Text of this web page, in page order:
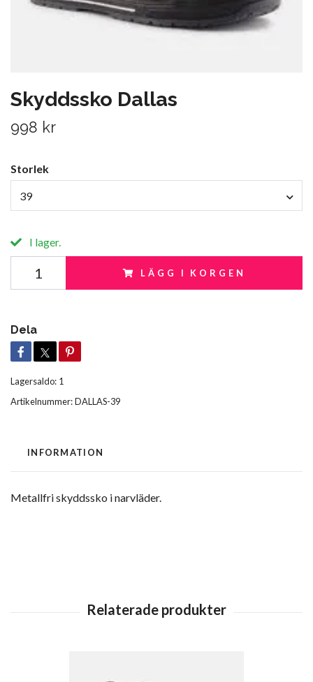
Skyddssko Dallas
998 kr
Storlek
39
I lager.
LÄGG I KORGEN
Dela
Lagersaldo: 1
Artikelnummer:DALLAS-39
INFORMATION
Metallfriskyddssko i narvläder.